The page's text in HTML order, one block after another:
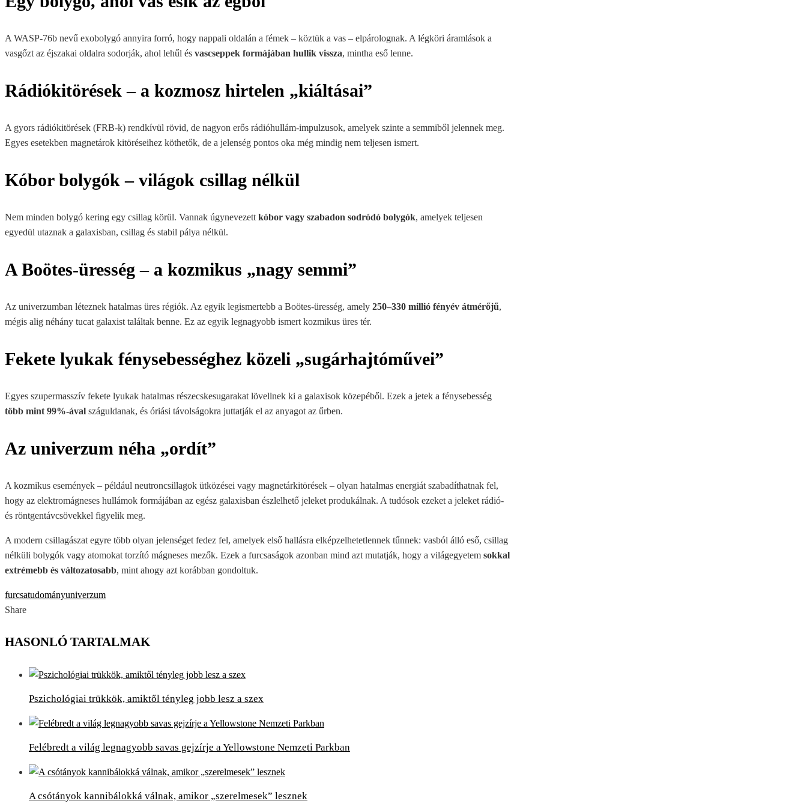
A WASP-76b nevű exobolygó annyira forró, hogy nappali oldalán a fémek – köztük a vas – elpárolognak. A légköri áramlások a
vasgőzt az éjszakai oldalra sodorják, ahol lehűl és vascseppek formájában hullik vissza, mintha eső lenne.
Rádiókitörések – a kozmosz hirtelen „kiáltásai”
A gyors rádiókitörések (FRB-k) rendkívül rövid, de nagyon erős rádióhullám-impulzusok, amelyek szinte a semmiből jelennek meg.
Egyes esetekben magnetárok kitöréseihez köthetők, de a jelenség pontos oka még mindig nem teljesen ismert.
Kóbor bolygók – világok csillag nélkül
Nem minden bolygó kering egy csillag körül. Vannak úgynevezett kóbor vagy szabadon sodródó bolygók, amelyek teljesen
egyedül utaznak a galaxisban, csillag és stabil pálya nélkül.
A Boötes-üresség – a kozmikus „nagy semmi”
Az univerzumban léteznek hatalmas üres régiók. Az egyik legismertebb a Boötes-üresség, amely 250–330 millió fényév átmérőjű,
mégis alig néhány tucat galaxist találtak benne. Ez az egyik legnagyobb ismert kozmikus üres tér.
Fekete lyukak fénysebességhez közeli „sugárhajtóművei”
Egyes szupermasszív fekete lyukak hatalmas részecskesugarakat lövellnek ki a galaxisok közepéből. Ezek a jetek a fénysebesség
több mint 99%-ával száguldanak, és óriási távolságokra juttatják el az anyagot az űrben.
Az univerzum néha „ordít”
A kozmikus események – például neutroncsillagok ütközései vagy magnetárkitörések – olyan hatalmas energiát szabadíthatnak fel,
hogy az elektromágneses hullámok formájában az egész galaxisban észlelhető jeleket produkálnak. A tudósok ezeket a jeleket rádió-
és röntgentávcsövekkel figyelik meg.
A modern csillagászat egyre több olyan jelenséget fedez fel, amelyek első hallásra elképzelhetetlennek tűnnek: vasból álló eső, csillag
nélküli bolygók vagy atomokat torzító mágneses mezők. Ezek a furcsaságok azonban mind azt mutatják, hogy a világegyetem sokkal
extrémebb és változatosabb, mint ahogy azt korábban gondoltuk.
furcsatudományuniverzum
Share
HASONLÓ TARTALMAK
Pszichológiai trükkök, amiktől tényleg jobb lesz a szex
Felébredt a világ legnagyobb savas gejzírje a Yellowstone Nemzeti Parkban
A csótányok kannibálokká válnak, amikor „szerelmesek” lesznek